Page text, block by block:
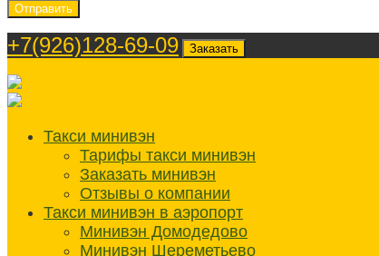
+7(926)128-69-09 Заказать
Такси минивэн
Тарифы такси минивэн
Заказать минивэн
Отзывы о компании
Такси минивэн в аэропорт
Минивэн Домодедово
Минивэн Шереметьево